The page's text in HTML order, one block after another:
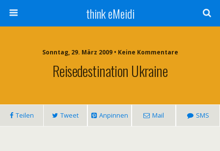
think eMeidi
Sonntag, 29. März 2009 • Keine Kommentare
Reisedestination Ukraine
Teilen Tweet Anpinnen Mail SMS